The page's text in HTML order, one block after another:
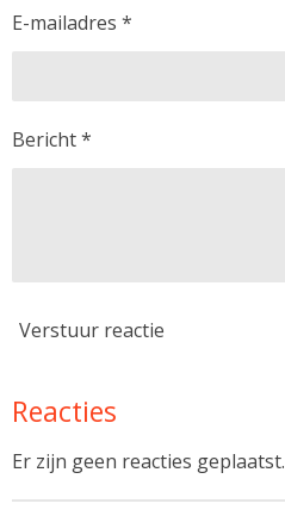
E-mailadres *
Bericht *
Verstuur reactie
Reacties
Er zijn geen reacties geplaatst.